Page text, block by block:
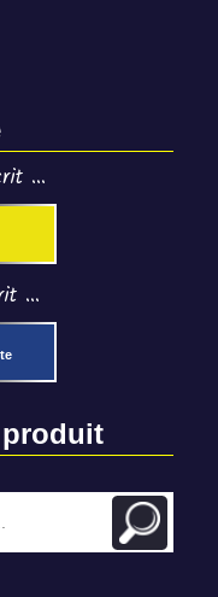
...
...
produit